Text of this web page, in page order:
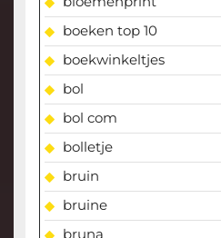
boeken top 10
boekwinkeltjes
bol
bol com
bolletje
bruin
bruine
bruna